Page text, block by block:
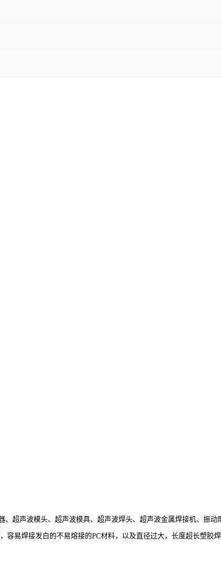
声波模头、超声波模具、超声波焊头、超声波金属焊接机、振动
易焊接发白的不易熔接的PC材料，以及直径过大，长度超长塑胶焊